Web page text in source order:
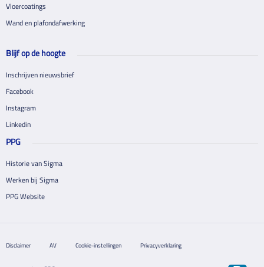
Vloercoatings
Wand en plafondafwerking
Blijf op de hoogte
Inschrijven nieuwsbrief
Facebook
Instagram
Linkedin
PPG
Historie van Sigma
Werken bij Sigma
PPG Website
Disclaimer AV Cookie-instellingen Privacyverklaring